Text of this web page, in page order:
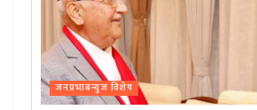
जनप्रभाबन्युज विशेष